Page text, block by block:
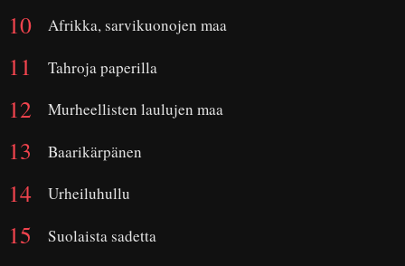
Afrikka, sarvikuonojen maa
Tahroja paperilla
Murheellisten laulujen maa
Baarikärpänen
Urheiluhullu
Suolaista sadetta